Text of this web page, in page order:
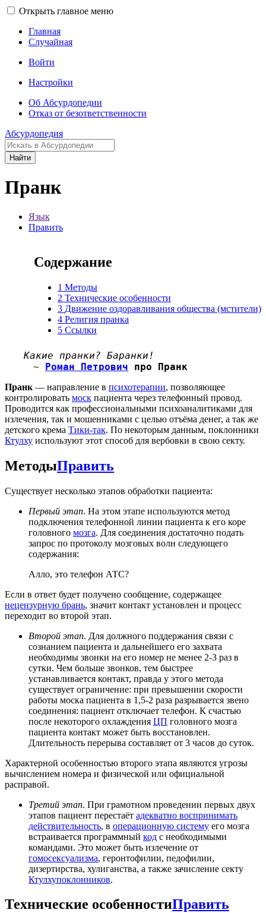
Открыть главное меню
Главная
Случайная
Войти
Настройки
Об Абсурдопедии
Отказ от безответственности
Абсурдопедия
Найти
Пранк
Язык
Править
Содержание
1 Методы
2 Технические особенности
3 Движение оздоравливания общества (мстители)
4 Религия пранка
5 Ссылки
Какие пранки? Баранки!
~ Роман Петрович про Пранк
Пранк — направление в психотерапии, позволяющее
контролировать моск пациента через телефонный провод.
Проводится как профессиональными психоаналитиками для
излечения, так и мошенниками с целью отъёма денег, а так же
детского крема Тики-так. По некоторым данным, поклонники
Ктулху используют этот способ для вербовки в свою секту.
МетодыПравить
Существует несколько этапов обработки пациента:
Первый этап. На этом этапе используются метод
подключения телефонной линии пациента к его коре
головного мозга. Для соединения достаточно подать
запрос по протоколу мозговых волн следующего
содержания:
Алло, это телефон АТС?
Если в ответ будет получено сообщение, содержащее
нецензурную брань, значит контакт установлен и процесс
переходит во второй этап.
Второй этап. Для должного поддержания связи с
сознанием пациента и дальнейшего его захвата
необходимы звонки на его номер не менее 2-3 раз в
сутки. Чем больше звонков, тем быстрее
устанавливается контакт, правда у этого метода
существует ограничение: при превышении скорости
работы моска пациента в 1,5-2 раза разрывается звено
соединения: пациент отключает телефон. К счастью
после некоторого охлаждения ЦП головного мозга
пациента контакт может быть восстановлен.
Длительность перерыва составляет от 3 часов до суток.
Характерной особенностью второго этапа являются угрозы
вычислением номера и физической или официальной
расправой.
Третий этап. При грамотном проведении первых двух
этапов пациент перестаёт адекватно воспринимать
действительность, в операционную систему его мозга
встраивается программный код с необходимыми
командами. Это может быть излечение от
гомосексуализма, геронтофилии, педофилии,
дизертирства, хулиганства, а также зачисление секту
Ктулхупоклонников.
Технические особенностиПравить